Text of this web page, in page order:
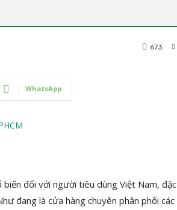
673
WhatsApp
đối với người tiêu dùng Việt Nam, đặc
đang là cửa hàng chuyên phân phối các